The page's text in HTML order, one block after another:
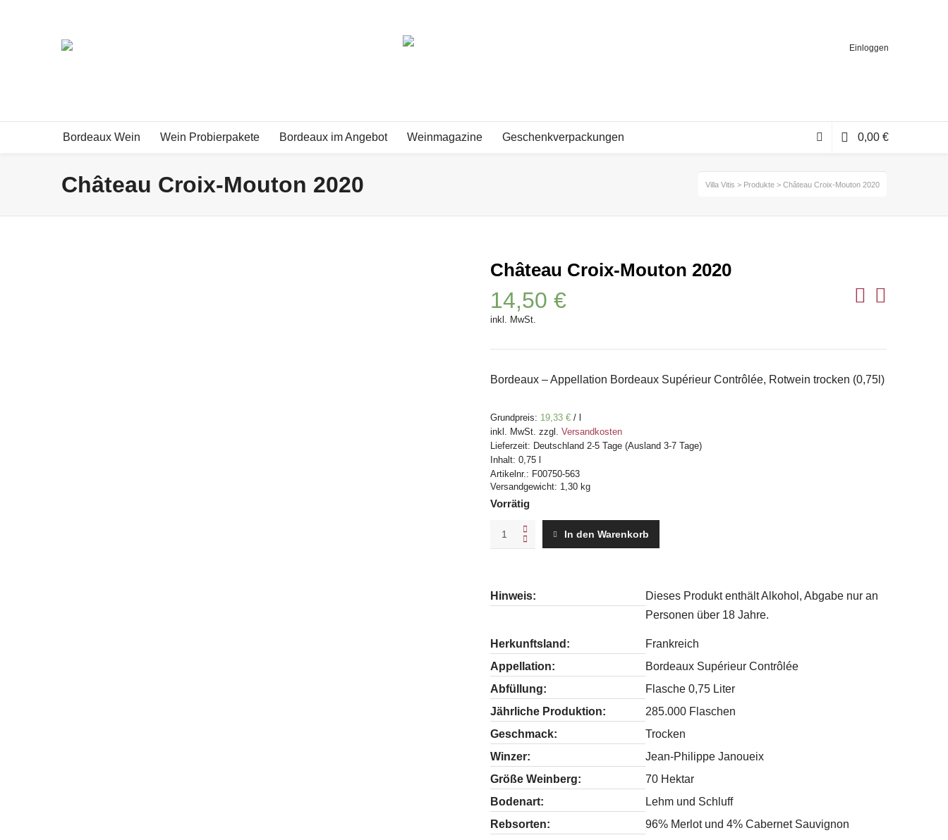
Einloggen
Bordeaux Wein Wein Probierpakete Bordeaux im Angebot Weinmagazine Geschenkverpackungen 0,00 €
Château Croix-Mouton 2020 Villa Vitis > Produkte > Château Croix-Mouton 2020
Château Croix-Mouton 2020
14,50€
inkl. MwSt.
Bordeaux – Appellation Bordeaux Supérieur Contrôlée, Rotwein trocken (0,75l)
Grundpreis: 19,33€ /
inkl. MwSt. zzgl.Versandkosten
Lieferzeit: Deutschland 2-5 Tage (Ausland 3-7 Tage)
Inhalt: 0,75
Artikelnr.: F00750-563
Versandgewicht: 1,30 kg
Vorrätig
Château
Croix-
In den Warenkorb
Hinweis:
Dieses Produkt enthält Alkohol, Abgabe nur an
Personen über 18 Jahre.
Herkunftsland:
Frankreich
Appellation:
Bordeaux Supérieur Contrôlée
Abfüllung:
Flasche 0,75 Liter
Jährliche Produktion:
285.000 Flaschen
Geschmack:
Trocken
Winzer:
Jean-Philippe Janoueix
Größe Weinberg:
70 Hektar
Bodenart:
Lehm und Schluff
Rebsorten:
96% Merlot und 4% Cabernet Sauvignon